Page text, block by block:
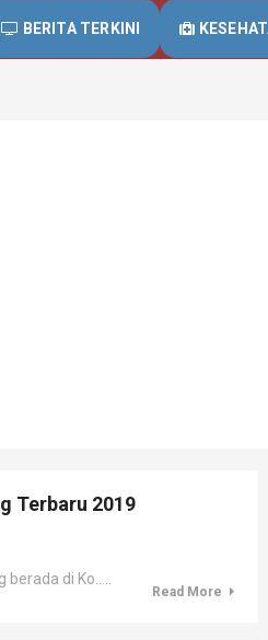
BERITA TERKINI
Terbaru 2019
di Ko.....
Read More